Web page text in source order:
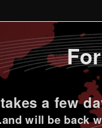
a few
will be back